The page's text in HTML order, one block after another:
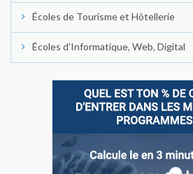
Écoles de Tourisme et Hôtellerie
Écoles d'Informatique, Web, Digital